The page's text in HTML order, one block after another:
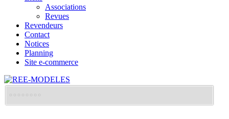
Associations
Revues
Revendeurs
Contact
Notices
Planning
Site e-commerce